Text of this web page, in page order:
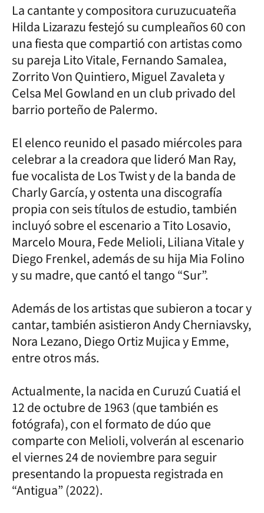
La cantante y compositora curuzucuateña
Hilda Lizarazu festejó su cumpleaños 60 con
una fiesta que compartió con artistas como
su pareja Lito Vitale, Fernando Samalea,
Zorrito Von Quintiero, Miguel Zavaleta y
Celsa Mel Gowland en un club privado del
barrio porteño de Palermo.
El elenco reunido el pasado miércoles para
celebrar a la creadora que lideró Man Ray,
fue vocalista de Los Twist y de la banda de
Charly García, y ostenta una discografía
propia con seis títulos de estudio, también
incluyó sobre el escenario a Tito Losavio,
Marcelo Moura, Fede Melioli, Liliana Vitale y
Diego Frenkel, además de su hija Mia Folino
y su madre, que cantó el tango “Sur”.
Además de los artistas que subieron a tocar y
cantar, también asistieron Andy Cherniavsky,
Nora Lezano, Diego Ortiz Mujica y Emme,
entre otros más.
Actualmente, la nacida en Curuzú Cuatiá el
12 de octubre de 1963 (que también es
fotógrafa), con el formato de dúo que
comparte con Melioli, volverán al escenario
el viernes 24 de noviembre para seguir
presentando la propuesta registrada en
“Antigua” (2022).